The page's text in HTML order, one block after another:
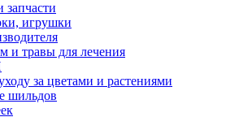
запчасти
игрушки
и травы для лечения
за цветами и растениями
шильдов